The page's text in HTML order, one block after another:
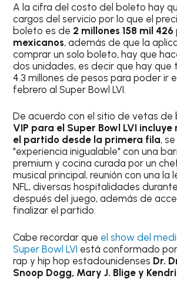
A la cifra del costo del boleto hay
cargos del servicio por lo que el
boleto es de 2 millones 158 mil 426
mexicanos, además de que la
comprar un solo boleto, hay que
dos unidades, es decir que hay que
4.3 millones de pesos para poder ir
febrero al Super Bowl LVI.
De acuerdo con el sitio de vetas de
VIP para el Super Bowl LVI
el partido desde la primera fila,
"experiencia inigualable" con una
premium y cocina curada por un
musical principal, reunión con una la
NFL, diversas hospitalidades
después del juego, además de
finalizar el partido.
Cabe recordar que el show del
Super Bowl LVI está conformado
rap y hip hop estadounidenses Dr.
Snoop Dogg, Mary J. Blige y